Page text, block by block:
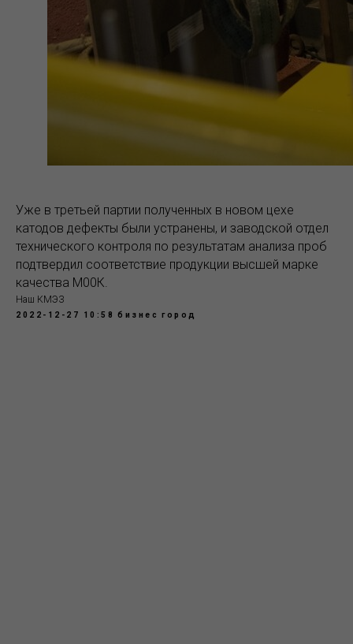
Уже в третьей партии полученных в новом цехе
катодов дефекты были устранены, и заводской отдел
технического контроля по результатам анализа проб
подтвердил соответствие продукции высшей марке
качества М00К.
Наш КМЭЗ
2022-12-27 10:58 бизнес город